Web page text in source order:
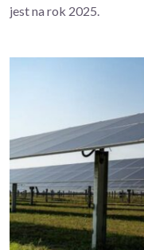
jest na rok 2025.